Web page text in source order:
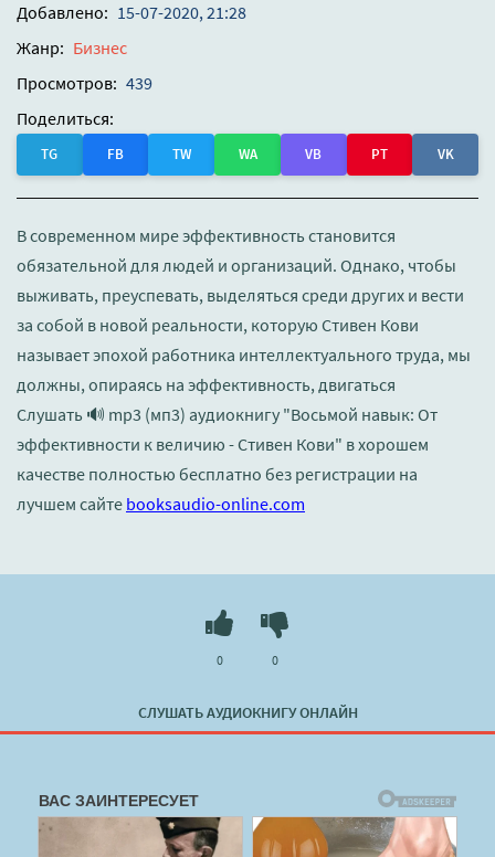
Добавлено: 15-07-2020, 21:28
Жанр: Бизнес
Просмотров: 439
Поделиться:
TG FB TW WA VB PT VK
В современном мире эффективность становится
обязательной для людей и организаций. Однако, чтобы
выживать, преуспевать, выделяться среди других и вести
за собой в новой реальности, которую Стивен Кови
называет эпохой работника интеллектуального труда, мы
должны, опираясь на эффективность, двигаться
Слушать 🔊 mp3 (мп3) аудиокнигу "Восьмой навык: От
эффективности к величию - Стивен Кови" в хорошем
качестве полностью бесплатно без регистрации на
лучшем сайте booksaudio-online.com
СЛУШАТЬ АУДИОКНИГУ ОНЛАЙН
0 0